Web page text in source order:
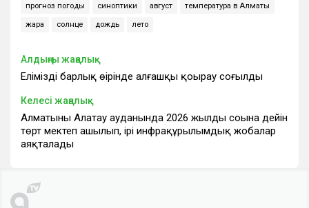
прогноз погоды синоптики август температура в Алматы
жара солнце дождь лето
Алдыңғы жаңалық
Еліміздің барлық өңірінде алғашқы қоңырау соғылды
Келесі жаңалық
Алматының Алатау ауданында 2026 жылдың соңына дейін
төрт мектеп ашылып, ірі инфрақұрылымдық жобалар
аяқталады